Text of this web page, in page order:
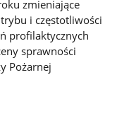
zmieniające
i częstotliwości
profilaktycznych
sprawności
Pożarnej